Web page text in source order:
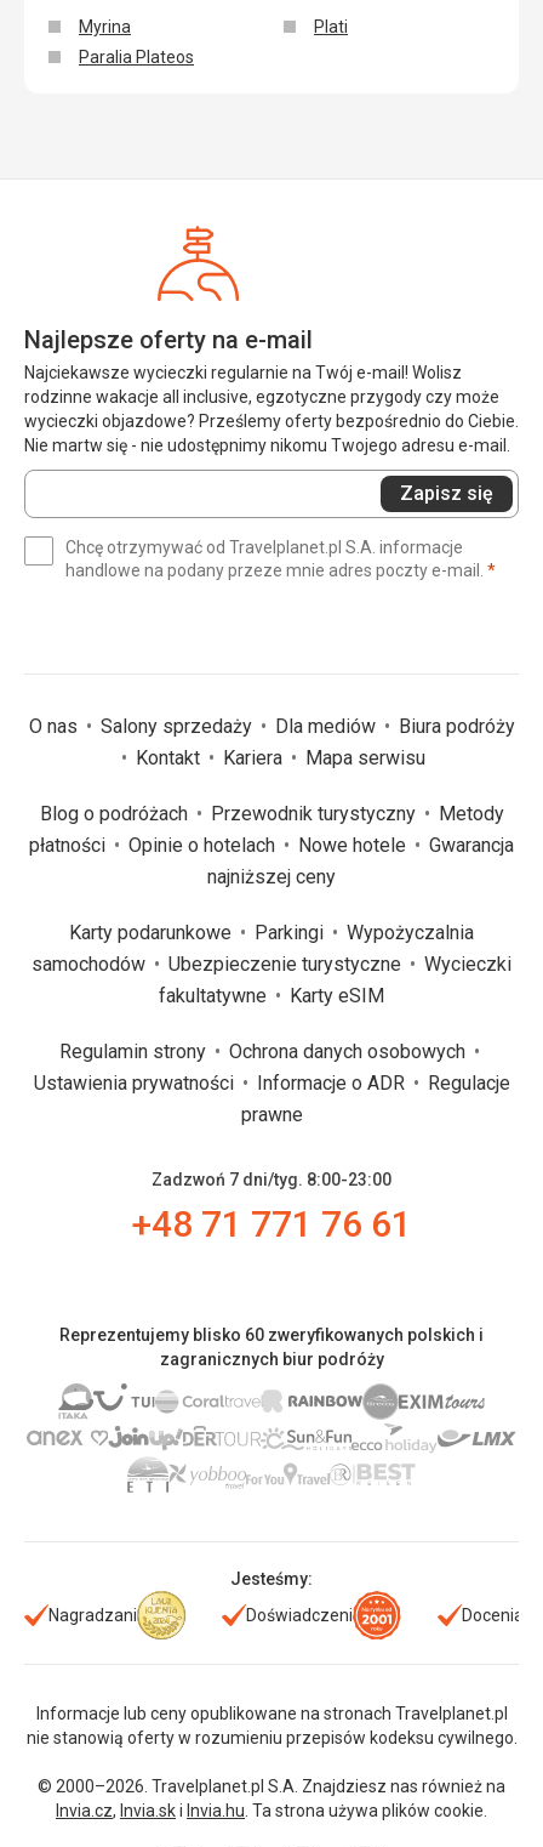
Myrina
Paralia Plateos
Plati
Najlepsze oferty na e-mail
Najciekawsze wycieczki regularnie na Twój e-mail! Wolisz
rodzinne wakacje all inclusive, egzotyczne przygody czy może
wycieczki objazdowe? Prześlemy oferty bezpośrednio do Ciebie.
Nie martw się - nie udostępnimy nikomu Twojego adresu e-mail.
Wprowadź
swój
(wymagane)
Zapisz się
Chcę otrzymywać od Travelplanet.pl S.A. informacje
handlowe na podany przeze mnie adres poczty e-mail. *
O nas Salony sprzedaży Dla mediów
Biura podróży
Kontakt
Kariera Mapa serwisu
Blog o podróżach Przewodnik turystyczny
Metody
płatności
Opinie o hotelach Nowe hotele
Gwarancja
najniższej ceny
Karty podarunkowe Parkingi
Wypożyczalnia
samochodów
Ubezpieczenie turystyczne
Wycieczki
fakultatywne
Karty eSIM
Regulamin strony
Ochrona danych osobowych
Ustawienia prywatności
Informacje o ADR
Regulacje
prawne
Zadzwoń 7 dni/tyg. 8:00-23:00
+48 71 771 76 61
Reprezentujemy blisko 60 zweryfikowanych polskich i
zagranicznych biur podróży
Jesteśmy:
Nagradzani
Doświadczeni Doceniani
Informacje lub ceny opublikowane na stronach Travelplanet.pl
nie stanowią oferty w rozumieniu przepisów kodeksu cywilnego.
© 2000–2026. Travelplanet.pl S.A. Znajdziesz nas również na
Invia.cz, Invia.ski Invia.hu . Ta strona używa plików cookie.